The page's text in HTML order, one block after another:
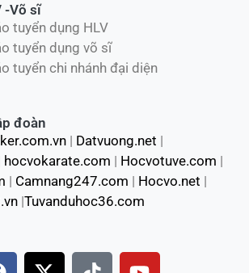
-Võ sĩ
tuyển dụng HLV
tuyển dụng võ sĩ
tuyển chi nhánh đại diện
đoàn
| Datvuong.net |
hocvokarate.com | Hocvotuve.com |
| Camnang247.com | Hocvo.net |
|Tuvanduhoc36.com
X
T
Y